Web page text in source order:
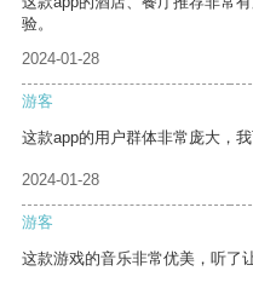
验。
2024-01-28
游客
这款app的用户群体非常庞大，
2024-01-28
游客
这款游戏的音乐非常优美，听了